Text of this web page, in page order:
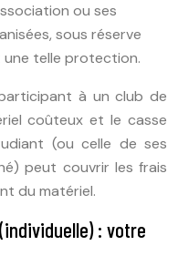
ou ses
sous réserve
une telle protection.
à un club de
coûteux et le casse
(ou celle de ses
peut couvrir les frais
du matériel.
: votre